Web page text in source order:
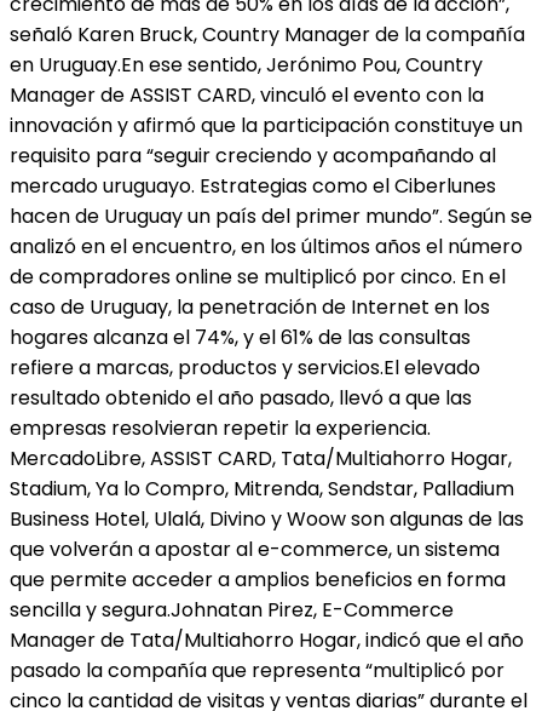
señaló Karen Bruck, Country Manager de la compañía
en Uruguay.En ese sentido, Jerónimo Pou, Country
Manager de ASSIST CARD, vinculó el evento con la
innovación y afirmó que la participación constituye un
requisito para “seguir creciendo y acompañando al
mercado uruguayo. Estrategias como el Ciberlunes
hacen de Uruguay un país del primer mundo”. Según se
analizó en el encuentro, en los últimos años el número
de compradores online se multiplicó por cinco. En el
caso de Uruguay, la penetración de Internet en los
hogares alcanza el 74%, y el 61% de las consultas
refiere a marcas, productos y servicios.El elevado
resultado obtenido el año pasado, llevó a que las
empresas resolvieran repetir la experiencia.
MercadoLibre, ASSIST CARD, Tata/Multiahorro Hogar,
Stadium, Ya lo Compro, Mitrenda, Sendstar, Palladium
Business Hotel, Ulalá, Divino y Woow son algunas de las
que volverán a apostar al e-commerce, un sistema
que permite acceder a amplios beneficios en forma
sencilla y segura.Johnatan Pirez, E-Commerce
Manager de Tata/Multiahorro Hogar, indicó que el año
pasado la compañía que representa “multiplicó por
cinco la cantidad de visitas y ventas diarias” durante el